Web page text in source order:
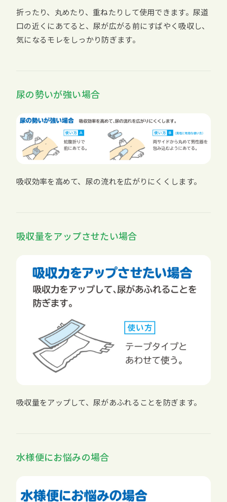
折ったり、丸めたり、重ねたりして使用できます。尿道
口の近くにあてると、尿が広がる前にすばやく吸収し、
気になるモレをしっかり防ぎます。
尿の勢いが強い場合
吸収効率を高めて、尿の流れを広がりにくくします。
吸収量をアップさせたい場合
吸収量をアップして、尿があふれることを防ぎます。
水様便にお悩みの場合